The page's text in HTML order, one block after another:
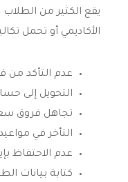
يقع الكثير من الطلاب
الأكاديمي أو تحمل
عدم التأكد من
التحويل إلى
تجاهل فروق
التأخر في
عدم الاحتفاظ
كتابة بيانات